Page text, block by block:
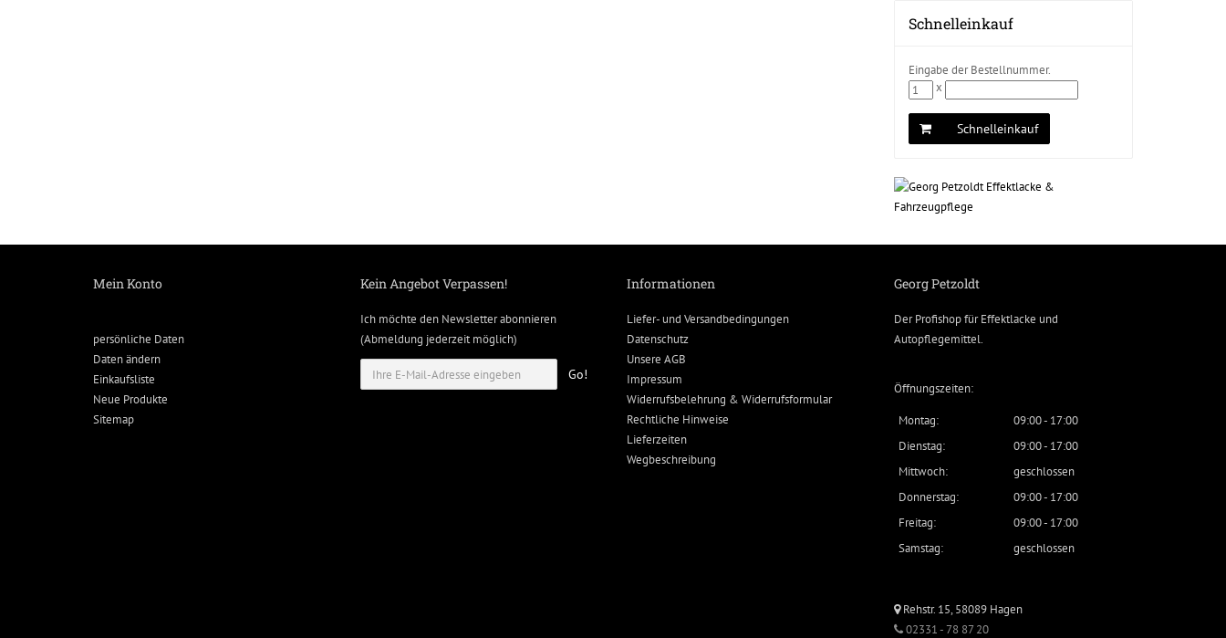
Schnelleinkauf
Eingabe der Bestellnummer.
x
Schnelleinkauf
Mein Konto
persönliche Daten
Daten ändern
Einkaufsliste
Neue Produkte
Sitemap
Kein Angebot Verpassen!
Ich möchte den Newsletter abonnieren
(Abmeldung jederzeit möglich)
Go!
Informationen
Liefer- und Versandbedingungen
Datenschutz
Unsere AGB
Impressum
Widerrufsbelehrung & Widerrufsformular
Rechtliche Hinweise
Lieferzeiten
Wegbeschreibung
Georg Petzoldt
Der Profishop fürEffektlacke und
Autopflegemittel.
Öffnungszeiten:
Montag:
09:00 - 17:00
Dienstag:
09:00 - 17:00
Mittwoch:
geschlossen
Donnerstag:
09:00 - 17:00
Freitag:
09:00 - 17:00
Samstag:
geschlossen
Rehstr. 15, 58089 Hagen
02331 - 78 87 20